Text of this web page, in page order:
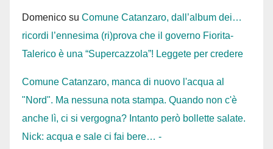
Domenico su Comune Catanzaro, dall’album dei…
ricordi l’ennesima (ri)prova che il governo Fiorita-
Talerico è una “Supercazzola”! Leggete per credere
Comune Catanzaro, manca di nuovo l'acqua al
"Nord". Ma nessuna nota stampa. Quando non c'è
anche lì, ci si vergogna? Intanto però bollette salate.
Nick: acqua e sale ci fai bere… -